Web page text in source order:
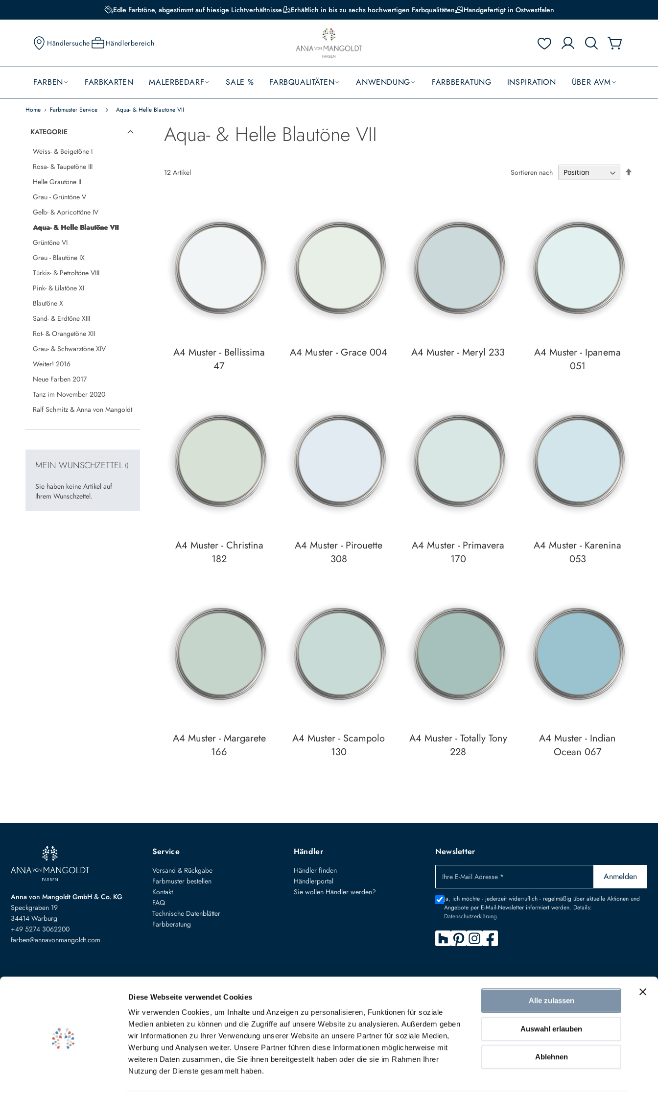
Diese Webseite verwendet Cookies
Wir verwenden Cookies, um Inhalte und Anzeigen zu personalisieren, Funktionen für soziale
Medien anbieten zu können und die Zugriffe auf unsere Website zu analysieren. Außerdem geben
wir Informationen zu Ihrer Verwendung unserer Website an unsere Partner für soziale Medien,
Werbung und Analysen weiter. Unsere Partner führen diese Informationen möglicherweise mit
weiteren Daten zusammen, die Sie ihnen bereitgestellt haben oder die sie im Rahmen Ihrer
Nutzung der Dienste gesammelt haben.
Alle zulassen
Auswahl erlauben
Ablehnen
Edle Farbtöne, abgestimmt auf hiesige Lichtverhältnisse Erhältlich in bis zu sechs hochwertigen Farbqualitäten Handgefertigt in Ostwestfalen
Händlersuche Händlerbereich
FARBEN FARBKARTEN MALERBEDARF SALE % FARBQUALITÄTEN ANWENDUNG FARBBERATUNG INSPIRATION ÜBER AVM
Home Farbmuster Service Aqua- & Helle Blautöne VII
Aqua- & Helle Blautöne VII
12 Artikel Sortieren nach
A4 Muster - Bellissima
47
Detail
A4 Muster - Grace 004
Detail
A4 Muster - Meryl 233
Detail
A4 Muster - Ipanema
051
Detail
A4 Muster - Christina
182
Detail
A4 Muster - Pirouette
308
Detail
A4 Muster - Primavera
170
Detail
A4 Muster - Karenina
053
Detail
A4 Muster - Margarete
166
A4 Muster - Scampolo
130
A4 Muster - Totally Tony
228
A4 Muster - Indian
Ocean 067
KATEGORIE
Weiss- & Beigetöne I
Rosa- & Taupetöne III
Helle Grautöne II
Grau - Grüntöne V
Gelb- & Apricottöne IV
Aqua- & Helle Blautöne VII
Grüntöne VI
Grau - Blautöne IX
Türkis- & Petroltöne VIII
Pink- & Lilatöne XI
Blautöne X
Sand- & Erdtöne XIII
Rot- & Orangetöne XII
Grau- & Schwarztöne XIV
Weiter! 2016
Neue Farben 2017
Tanz im November 2020
Ralf Schmitz & Anna von Mangoldt
MEIN WUNSCHZETTEL
Sie haben keine Artikel auf
Ihrem Wunschzettel.
Anna von Mangoldt GmbH & Co. KG
Speckgraben 19
34414 Warburg
+49 5274 3062200
farben@annavonmangoldt.com
Service
Versand & Rückgabe
Farbmuster bestellen
Kontakt
FAQ
Technische Datenblätter
Farbberatung
Händler
Händler finden
Händlerportal
Sie wollen Händler werden?
Newsletter
Ihre E-Mail Adresse * Anmelden
Ja, ich möchte - jederzeit widerruflich - regelmäßig über aktuelle Aktionen und
Angebote per E-Mail-Newsletter informiert werden. Details:
Datenschutzerklärung.
Abholung der Farben in Warburg nach
Absprache
VERTRAG WIDERRUFEN